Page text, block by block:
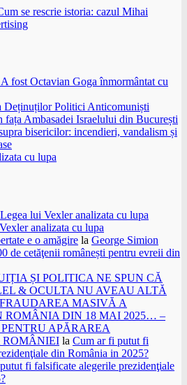
fost Octavian Goga înmormântat cu
Deținuților Politici Anticomuniști
fața Ambasadei Israelului din București
bisericilor: incendieri, vandalism și
cu lupa
Legea lui Vexler analizata cu lupa
analizata cu lupa
e o amăgire la George Simion
de cetăţenii românești pentru evreii din
ȘI POLITICA NE SPUN CĂ
& OCULTA NU AVEAU ALTĂ
MASIVĂ A
ROMÂNIA DIN 18 MAI 2025… –
APĂRAREA
ROMÂNIEI la Cum ar fi putut fi
din România in 2025?
fi falsificate alegerile prezidenţiale